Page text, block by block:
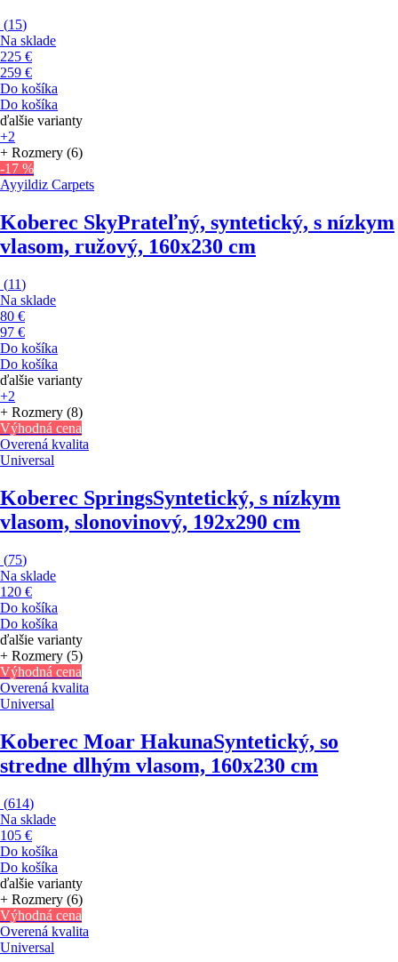
(15)
Na sklade
225 €
259 €
Do košíka
Do košíka
ďalšie varianty
+2
+ Rozmery (6)
-17 %
Ayyildiz Carpets
Koberec SkyPrateľný, syntetický, s nízkym
vlasom, ružový, 160x230 cm
(11)
Na sklade
80 €
97 €
Do košíka
Do košíka
ďalšie varianty
+2
+ Rozmery (8)
Výhodná cena
Overená kvalita
Universal
Koberec SpringsSyntetický, s nízkym
vlasom, slonovinový, 192x290 cm
(75)
Na sklade
120 €
Do košíka
Do košíka
ďalšie varianty
+ Rozmery (5)
Výhodná cena
Overená kvalita
Universal
Koberec Moar HakunaSyntetický, so
stredne dlhým vlasom, 160x230 cm
(614)
Na sklade
105 €
Do košíka
Do košíka
ďalšie varianty
+ Rozmery (6)
Výhodná cena
Overená kvalita
Universal